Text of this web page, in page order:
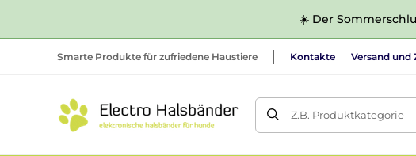
☀️ Der
Smarte Produkte für zufriedene Haustiere Kontakte Versand und
Z.B. Produktkategorie